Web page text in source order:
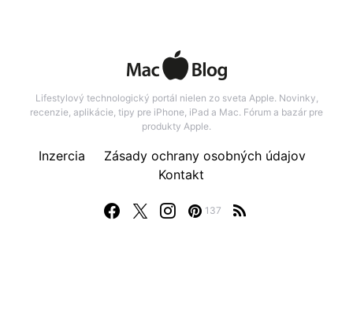
Lifestylový technologický portál nielen zo sveta Apple. Novinky,
recenzie, aplikácie, tipy pre iPhone, iPad a Mac. Fórum a bazár pre
produkty Apple.
137
Inzercia
Zásady ochrany osobných údajov
Kontakt